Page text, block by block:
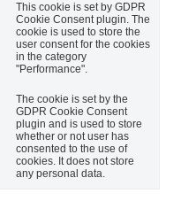
This cookie is set by GDPR
Cookie Consent plugin. The
cookie is used to store the
user consent for the cookies
in the category
"Performance".
The cookie is set by the
GDPR Cookie Consent
plugin and is used to store
whether or not user has
consented to the use of
cookies. It does not store
any personal data.